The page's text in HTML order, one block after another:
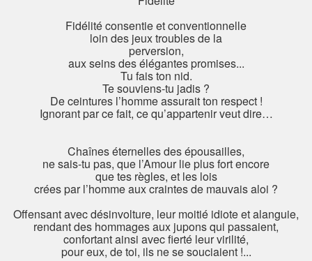
Fidélité consentie et conventionnelle
loin des jeux troubles de la
perversion,
aux seins des élégantes promises...
Tu fais ton nid.
Te souviens-tu jadis ?
De ceintures l’homme assurait ton respect !
Ignorant par ce fait, ce qu’appartenir veut dire…
Chaînes éternelles des épousailles,
ne sais-tu pas, que l’Amour lie plus fort encore
que tes règles, et les lois
crées par l’homme aux craintes de mauvais aloi ?
Offensant avec désinvolture, leur moitié idiote et alanguie,
rendant des hommages aux jupons qui passaient,
confortant ainsi avec fierté leur virilité,
pour eux, de toi, ils ne se souciaient !...